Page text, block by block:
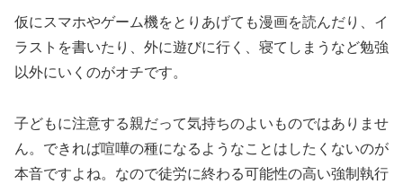
仮にスマホやゲーム機をとりあげても漫画を読んだり、イ
ラストを書いたり、外に遊びに行く、寝てしまうなど勉強
以外にいくのがオチです。
子どもに注意する親だって気持ちのよいものではありませ
ん。できれば喧嘩の種になるようなことはしたくないのが
本音ですよね。なので徒労に終わる可能性の高い強制執行